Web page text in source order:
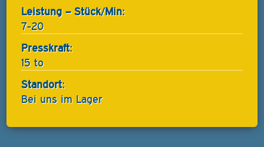
Leistung – Stück/Min:
7-20
Presskraft:
15 to
Standort:
Bei uns im Lager